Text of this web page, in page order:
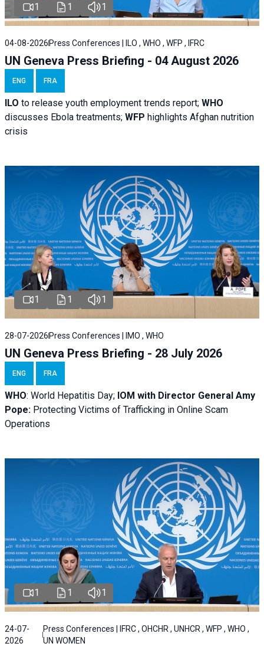
1 1 1
04-08-2026 Press Conferences | ILO , WHO , WFP , IFRC
UN Geneva Press Briefing - 04 August 2026
ENG FRA
ILO to release youth employment trends report; WHO
discusses Ebola treatments; WFP highlights Afghan nutrition
crisis
1 1 1
28-07-2026 Press Conferences | IMO , WHO
UN Geneva Press Briefing - 28 July 2026
ENG FRA
WHO: World Hepatitis Day; IOM with Director General Amy
Pope: Protecting Victims of Trafficking in Online Scam
Operations
1 1 1
24-07-
2026
Press Conferences | IFRC , OHCHR , UNHCR , WFP , WHO ,
UN WOMEN